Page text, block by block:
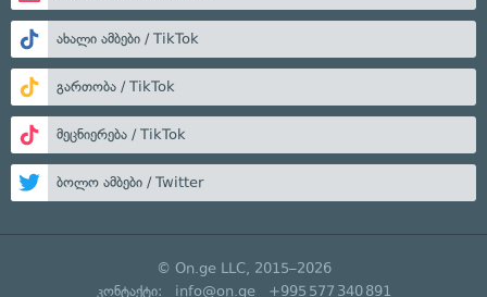
ახალი ამბები / TikTok
გართობა / TikTok
მეცნიერება / TikTok
ბოლო ამბები / Twitter
© On.ge LLC, 2015–2026
კონტაქტი: info@on.ge +995 577 340 891